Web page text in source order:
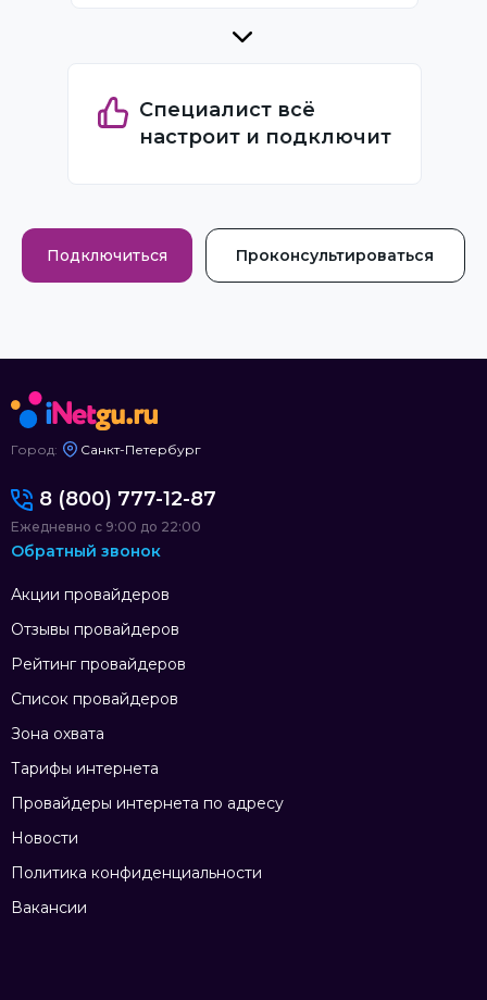
Специалист всё
настроит и подключит
Подключиться Проконсультироваться
Город: Санкт-Петербург
Акции провайдеров
Отзывы провайдеров
Рейтинг провайдеров
Список провайдеров
Зона охвата
Тарифы интернета
Провайдеры интернета по адресу
Новости
Политика конфиденциальности
Вакансии
8 (800) 777-12-87
Ежедневно с 9:00 до 22:00
Обратный звонок